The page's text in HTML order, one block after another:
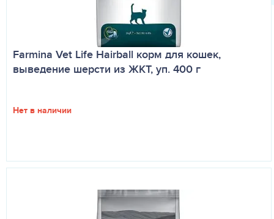
Farmina Vet Life Hairball корм для кошек,
выведение шерсти из ЖКТ, уп. 400 г
Нет в наличии